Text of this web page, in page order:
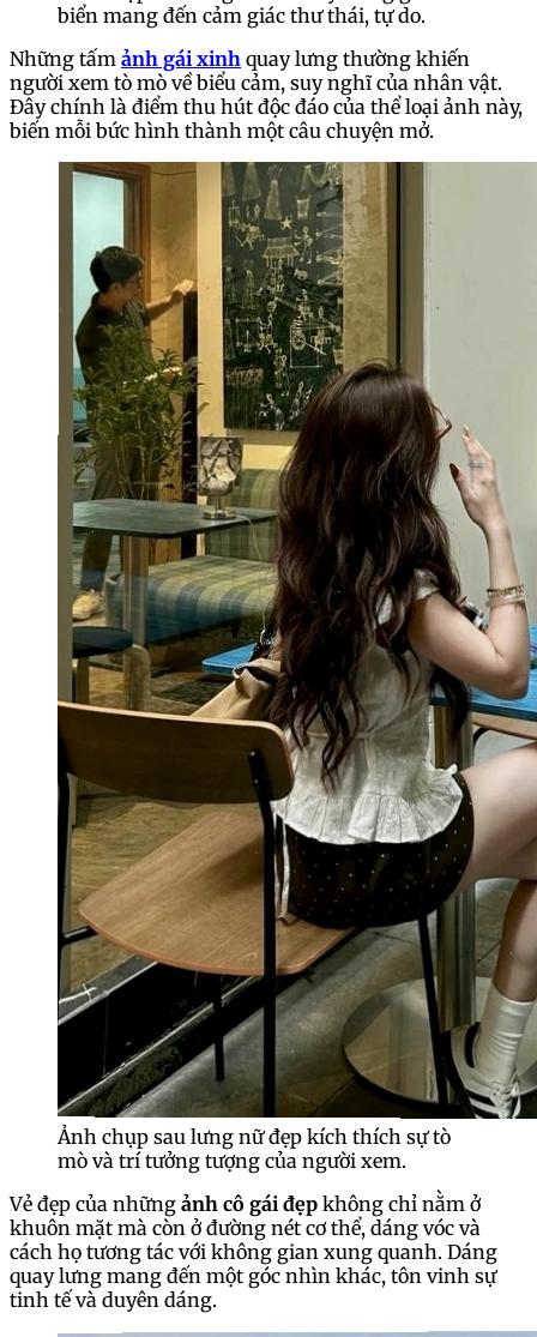
biển mang đến cảm giác thư thái, tự do.
Những tấm ảnh gái xinh quay lưng thường khiến
người xem tò mò về biểu cảm, suy nghĩ của nhân vật.
Đây chính là điểm thu hút độc đáo của thể loại ảnh này,
biến mỗi bức hình thành một câu chuyện mở.
Ảnh chụp sau lưng nữ đẹp kích thích sự tò
mò và trí tưởng tượng của người xem.
Vẻ đẹp của những ảnh cô gái đẹp không chỉ nằm ở
khuôn mặt mà còn ở đường nét cơ thể, dáng vóc và
cách họ tương tác với không gian xung quanh. Dáng
quay lưng mang đến một góc nhìn khác, tôn vinh sự
tinh tế và duyên dáng.